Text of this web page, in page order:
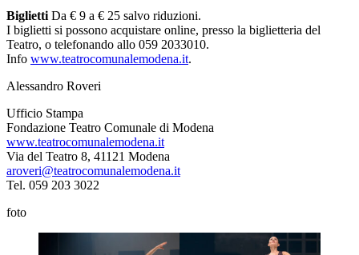
Biglietti Da € 9 a € 25 salvo riduzioni.
I biglietti si possono acquistare online, presso la biglietteria del
Teatro, o telefonando allo 059 2033010.
Info www.teatrocomunalemodena.it.
Alessandro Roveri
Ufficio Stampa
Fondazione Teatro Comunale di Modena
www.teatrocomunalemodena.it
Via del Teatro 8, 41121 Modena
aroveri@teatrocomunalemodena.it
Tel. 059 203 3022
foto